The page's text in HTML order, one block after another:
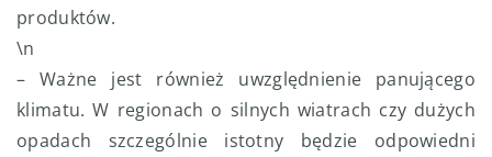
produktów.
\n
– Ważne jest również uwzględnienie panującego
klimatu. W regionach o silnych wiatrach czy dużych
opadach szczególnie istotny będzie odpowiedni